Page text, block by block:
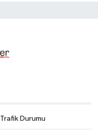
Trafik Durumu